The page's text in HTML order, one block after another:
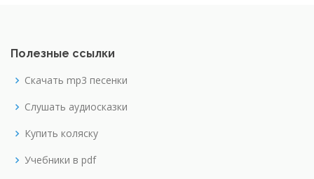
Полезные ссылки
Скачать mp3 песенки
Слушать аудиосказки
Купить коляску
Учебники в pdf